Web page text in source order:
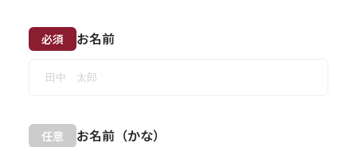
お名前
必須
お名前（かな）
任意